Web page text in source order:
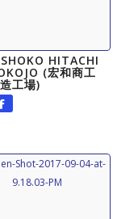
HITACHI
(宏和商工
工場)